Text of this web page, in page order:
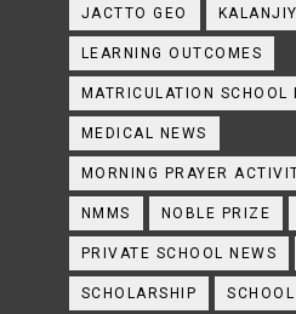
JACTTO GEO
LEARNING OUTCOMES
MATRICULATION SCHOOL
MEDICAL NEWS
MORNING PRAYER
NMMS NOBLE PRIZE
PRIVATE SCHOOL NEWS
SCHOLARSHIP